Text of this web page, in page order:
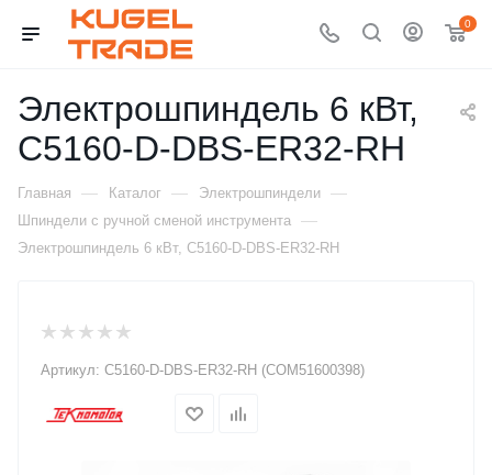
0
Электрошпиндель 6 кВт,
C5160-D-DBS-ER32-RH
Главная — Каталог — Электрошпиндели —
Шпиндели с ручной сменой инструмента —
Электрошпиндель 6 кВт, C5160-D-DBS-ER32-RH
Артикул: C5160-D-DBS-ER32-RH (COM51600398)